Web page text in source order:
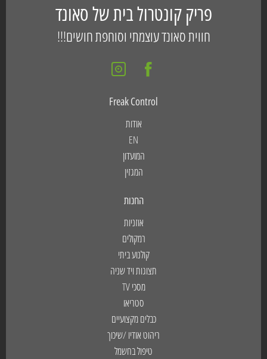
פריק קונטרול בית של סאונד
חווית סאונד עוצמתי וסוחפת חושים!!!
Freak Control
אודות
EN
המועדון
המגזין
החנות
אוזניות
רמקולים
קולנוע ביתי
תצוגות ויד שניה
מסכי TV
סטריאו
כבלים מקצועיים
ריהוט אודיו /שיכוך
טיפול בחשמל